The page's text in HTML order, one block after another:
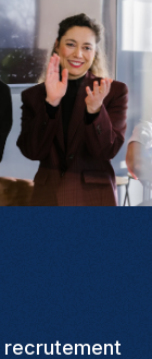
recrutement